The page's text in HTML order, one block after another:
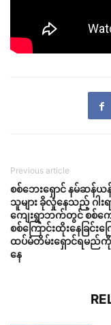
Previous article
စစ်ဘေးရှောင် နမ်ဆန်ယ
သူများ ခိုလှုံနေသည့် ဂါး
ကျေးရွာဘက်တွင် စစ်က
စစ်ကြောင်းထိုးနေခြင်းက
ထပ်မံတိမ်းရှောင်ရမည်ကို
နေ